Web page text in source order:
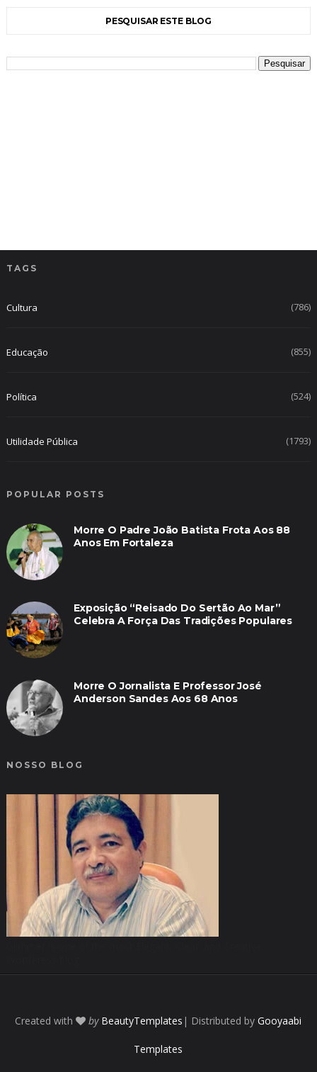
PESQUISAR ESTE BLOG
TAGS
Cultura (786)
Educação (855)
Política (524)
Utilidade Pública (1793)
POPULAR POSTS
Morre O Padre João Batista Frota Aos 88
Anos Em Fortaleza
Exposição “Reisado Do Sertão Ao Mar”
Celebra A Força Das Tradições Populares
Morre O Jornalista E Professor José
Anderson Sandes Aos 68 Anos
NOSSO BLOG
Created with by BeautyTemplates | Distributed byGooyaabi
Templates